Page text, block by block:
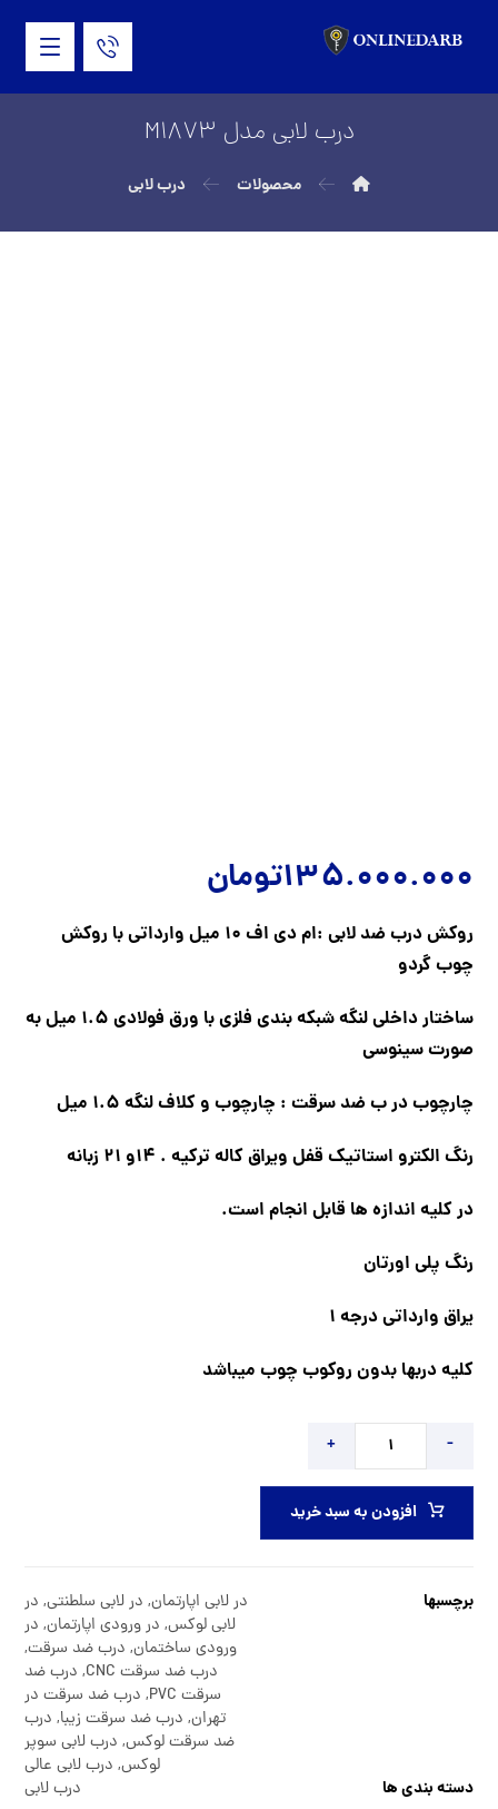
درب لابی مدل M1873
محصولات درب لابی
135.000.000تومان
روکش درب ضد لابی :ام دی اف 10 میل وارداتی با روکش
چوب گردو
ساختار داخلی لنگه شبکه بندی فلزی با ورق فولادی 1.5 میل به
صورت سینوسی
چارچوب در ب ضد سرقت : چارچوب و کلاف لنگه 1.5 میل
رنگ الکترو استاتیک قفل ویراق کاله ترکیه . 14و 21 زبانه
در کلیه اندازه ها قابل انجام است.
رنگ پلی اورتان
یراق وارداتی درجه 1
کلیه دربها بدون روکوب چوب میباشد
-
+
افزودن به سبد خرید
برچسبها در لابی اپارتمان, در لابی سلطنتی, در
لابی لوکس, در ورودی اپارتمان, در
ورودی ساختمان, درب ضد سرقت,
درب ضد سرقت CNC
, درب ضد
سرقت PVC
, درب ضد سرقت در
تهران, درب ضد سرقت زیبا, درب
ضد سرقت لوکس, درب لابی سوپر
لوکس, درب لابی عالی
دسته بندی ها
درب لابی